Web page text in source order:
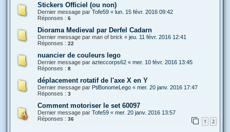
Stickers Officiel (ou non)
Dernier message par Tofe59 « lun. 15 févr. 2016 09:42
Réponses : 6
Diorama Medieval par Derfel Cadarn
Dernier message par man of brick « jeu. 11 févr. 2016 12:41
Réponses : 22
nuancier de couleurs lego
Dernier message par azteccorps62 « mer. 10 févr. 2016 13:45
Réponses : 8
déplacement rotatif de l'axe X en Y
Dernier message par PtiBonomeLego « mer. 20 janv. 2016 17:47
Réponses : 3
Comment motoriser le set 60097
Dernier message par Tofe59 « mer. 20 janv. 2016 13:57
Réponses : 36 1 2